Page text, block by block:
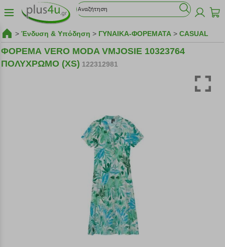
> Ένδυση & Υπόδηση > ΓΥΝΑΙΚΑ-ΦΟΡΕΜΑΤΑ > CASUAL
ΦΟΡΕΜΑ VERO MODA VMJOSIE 10323764
ΠΟΛΥΧΡΩΜΟ (XS) 122312981